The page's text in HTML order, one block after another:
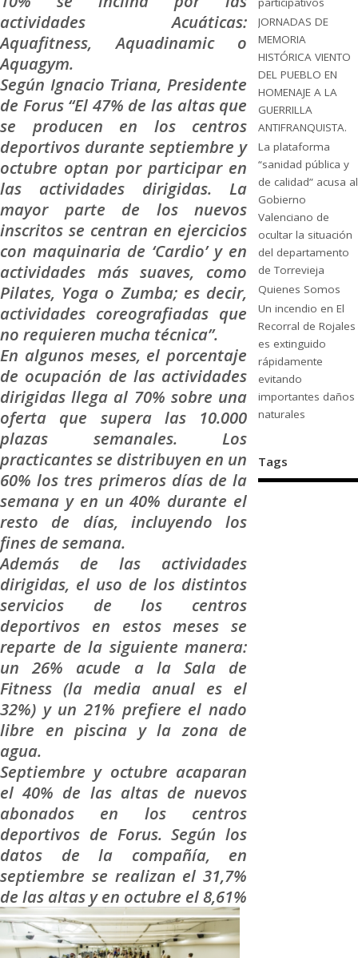
actividades Acuáticas:
Aquafitness, Aquadinamic o
Aquagym.
Según Ignacio Triana, Presidente
de Forus “El 47% de las altas que
se producen en los centros
deportivos durante septiembre y
octubre optan por participar en
las actividades dirigidas. La
mayor parte de los nuevos
inscritos se centran en ejercicios
con maquinaria de ‘Cardio’ y en
actividades más suaves, como
Pilates, Yoga o Zumba; es decir,
actividades coreografiadas que
no requieren mucha técnica”.
En algunos meses, el porcentaje
de ocupación de las actividades
dirigidas llega al 70% sobre una
oferta que supera las 10.000
plazas semanales. Los
practicantes se distribuyen en un
60% los tres primeros días de la
semana y en un 40% durante el
resto de días, incluyendo los
fines de semana.
Además de las actividades
dirigidas, el uso de los distintos
servicios de los centros
deportivos en estos meses se
reparte de la siguiente manera:
un 26% acude a la Sala de
Fitness (la media anual es el
32%) y un 21% prefiere el nado
libre en piscina y la zona de
agua.
Septiembre y octubre acaparan
el 40% de las altas de nuevos
abonados en los centros
deportivos de Forus. Según los
datos de la compañía, en
septiembre se realizan el 31,7%
de las altas y en octubre el 8,61%
JORNADAS DE
MEMORIA
HISTÓRICA VIENTO
DEL PUEBLO EN
HOMENAJE A LA
GUERRILLA
ANTIFRANQUISTA.
La plataforma
“sanidad pública y
de calidad” acusa al
Gobierno
Valenciano de
ocultar la situación
del departamento
de Torrevieja
Quienes Somos
Un incendio en El
Recorral de Rojales
es extinguido
rápidamente
evitando
importantes daños
naturales
Tags